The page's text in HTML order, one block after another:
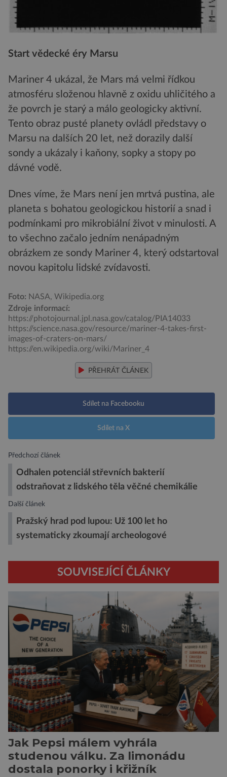
Start vědecké éry Marsu
Mariner 4 ukázal, že Mars má velmi řídkou
atmosféru složenou hlavně z oxidu uhličitého a
že povrch je starý a málo geologicky aktivní.
Tento obraz pusté planety ovládl představy o
Marsu na dalších 20 let, než dorazily další
sondy a ukázaly i kaňony, sopky a stopy po
dávné vodě.
Dnes víme, že Mars není jen mrtvá pustina, ale
planeta s bohatou geologickou historií a snad i
podmínkami pro mikrobiální život v minulosti. A
to všechno začalo jedním nenápadným
obrázkem ze sondy Mariner 4, který odstartoval
novou kapitolu lidské zvídavosti.
Foto: NASA, Wikipedia.org
Zdroje informací:
https://photojournal.jpl.nasa.gov/catalog/PIA14033
https://science.nasa.gov/resource/mariner-4-takes-first-
images-of-craters-on-mars/
https://en.wikipedia.org/wiki/Mariner_4
PŘEHRÁT ČLÁNEK
Sdílet na Facebooku
Sdílet na X
Předchozí článek
Odhalen potenciál střevních bakterií
odstraňovat z lidského těla věčné chemikálie
Další článek
Pražský hrad pod lupou: Už 100 let ho
systematicky zkoumají archeologové
SOUVISEJÍCÍ ČLÁNKY
Jak Pepsi málem vyhrála
studenou válku. Za limonádu
dostala ponorky i křižník